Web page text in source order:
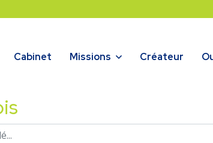
Cabinet Missions Créateur